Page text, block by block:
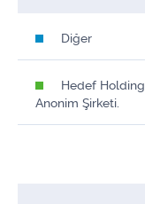
Diğer
Hedef Holding
Anonim Şirketi.